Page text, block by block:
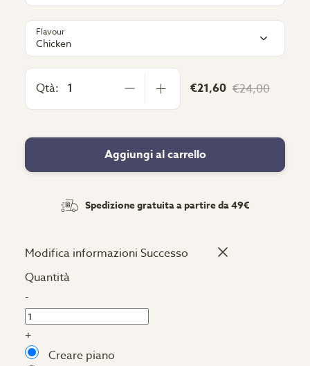
Flavour
Chicken
Qtà: €21,60 €24,00
Aggiungi al carrello
Spedizione gratuita a partire da 49€
Modifica informazioni Successo
Quantità
-
+
Creare piano